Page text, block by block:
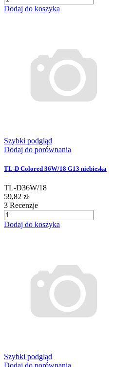
Dodaj do koszyka
Szybki podgląd
Dodaj do porównania
TL-D Colored 36W/18 G13 niebieska
TL-D36W/18
59,82 zł
3 Recenzje
Dodaj do koszyka
Szybki podgląd
Dodaj do porównania